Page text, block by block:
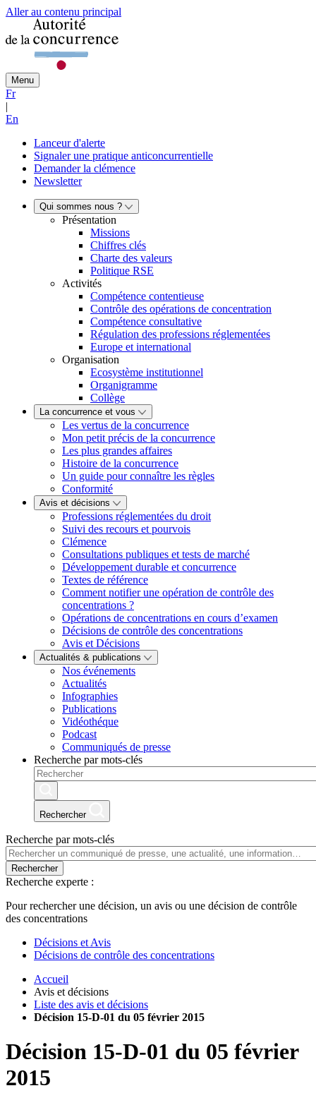
Aller au contenu principal
Menu
Fr
|
En
Lanceur d'alerte
Signaler une pratique anticoncurrentielle
Demander la clémence
Newsletter
Qui sommes nous ?
Présentation
Missions
Chiffres clés
Charte des valeurs
Politique RSE
Activités
Compétence contentieuse
Contrôle des opérations de concentration
Compétence consultative
Régulation des professions réglementées
Europe et international
Organisation
Ecosystème institutionnel
Organigramme
Collège
La concurrence et vous
Les vertus de la concurrence
Mon petit précis de la concurrence
Les plus grandes affaires
Histoire de la concurrence
Un guide pour connaître les règles
Conformité
Avis et décisions
Professions réglementées du droit
Suivi des recours et pourvois
Clémence
Consultations publiques et tests de marché
Développement durable et concurrence
Textes de référence
Comment notifier une opération de contrôle des
concentrations ?
Opérations de concentrations en cours d’examen
Décisions de contrôle des concentrations
Avis et Décisions
Actualités & publications
Nos événements
Actualités
Infographies
Publications
Vidéothéque
Podcast
Communiqués de presse
Recherche par mots-clés
Rechercher
Recherche par mots-clés
Rechercher
Recherche experte :
Pour rechercher une décision, un avis ou une décision de contrôle
des concentrations
Décisions et Avis
Décisions de contrôle des concentrations
Accueil
Avis et décisions
Liste des avis et décisions
Décision 15-D-01 du 05 février 2015
Décision 15-D-01 du 05 février
2015